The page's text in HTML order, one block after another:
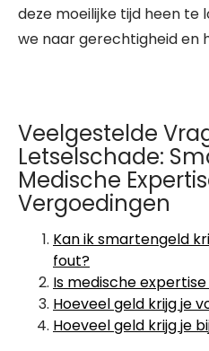
deze moeilijke tijd heen te
we naar gerechtigheid en
Veelgestelde
Letselschade:
Medische
Vergoedingen
Kan ik smartengeld
fout?
Is medische
Hoeveel geld krijg je
Hoeveel geld krijg je